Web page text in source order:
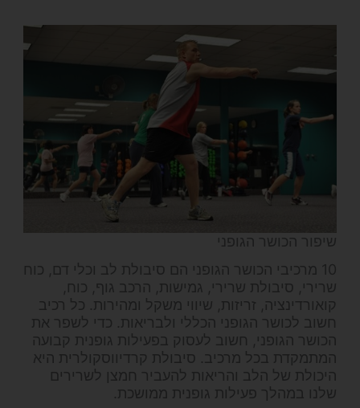
שיפור הכושר הגופני
10 מרכיבי הכושר הגופני הם סיבולת לב וכלי דם, כוח
שרירי, סיבולת שרירי, גמישות, הרכב גוף, כוח,
קואורדינציה, זריזות, שיווי משקל ומהירות. כל רכיב
חשוב לכושר הגופני הכללי ולבריאות. כדי לשפר את
הכושר הגופני, חשוב לעסוק בפעילות גופנית קבועה
המתמקדת בכל מרכיב. סיבולת קרדיווסקולרית היא
היכולת של הלב והריאות להעביר חמצן לשרירים
שלנו במהלך פעילות גופנית ממושכת.